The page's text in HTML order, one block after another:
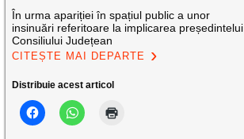
În urma apariției în spațiul public a unor
insinuări referitoare la implicarea președintelui
Consiliului Județean
CITEȘTE MAI DEPARTE
Distribuie acest articol